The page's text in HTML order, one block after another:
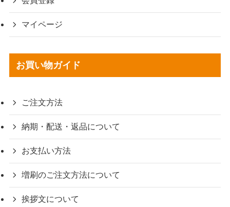
マイページ
お買い物ガイド
ご注文方法
納期・配送・返品について
お支払い方法
増刷のご注文方法について
挨拶文について